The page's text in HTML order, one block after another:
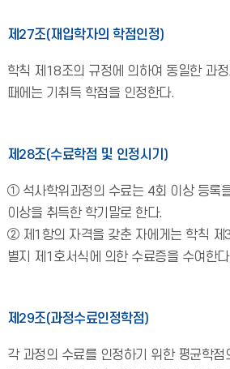
제27조(재입학자의 학점인정)
학칙 제18조의 규정에 의하여 동일한 과
때에는 기취득 학점을 인정한다.
제28조(수료학점 및 인정시기)
① 석사학위과정의 수료는 4회 이상 등록
이상을 취득한 학기말로 한다.
② 제1항의 자격을 갖춘 자에게는 학칙 제
별지 제1호서식에 의한 수료증을 수여한
제29조(과정수료인정학점)
각 과정의 수료를 인정하기 위한 평균학